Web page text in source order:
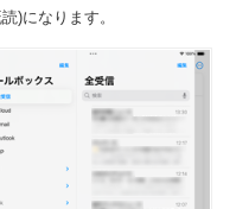
)になります。